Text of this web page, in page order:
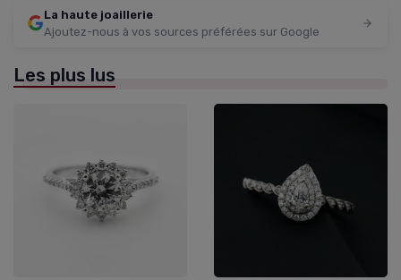
La haute joaillerie
Ajoutez-nous à vos sources préférées sur Google
Les plus lus